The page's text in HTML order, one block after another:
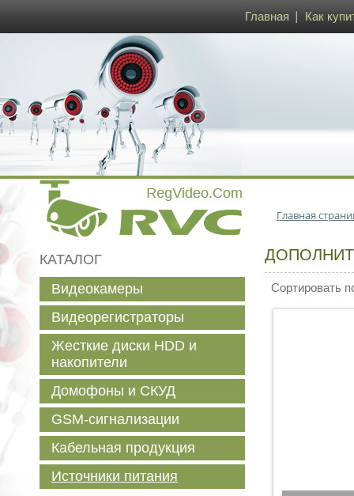
Главная Как
Главная
Сортировать
КАТАЛОГ
Видеокамеры
Видеорегистраторы
Жесткие диски HDD и
накопители
Домофоны и СКУД
GSM-сигнализации
Кабельная продукция
Источники питания